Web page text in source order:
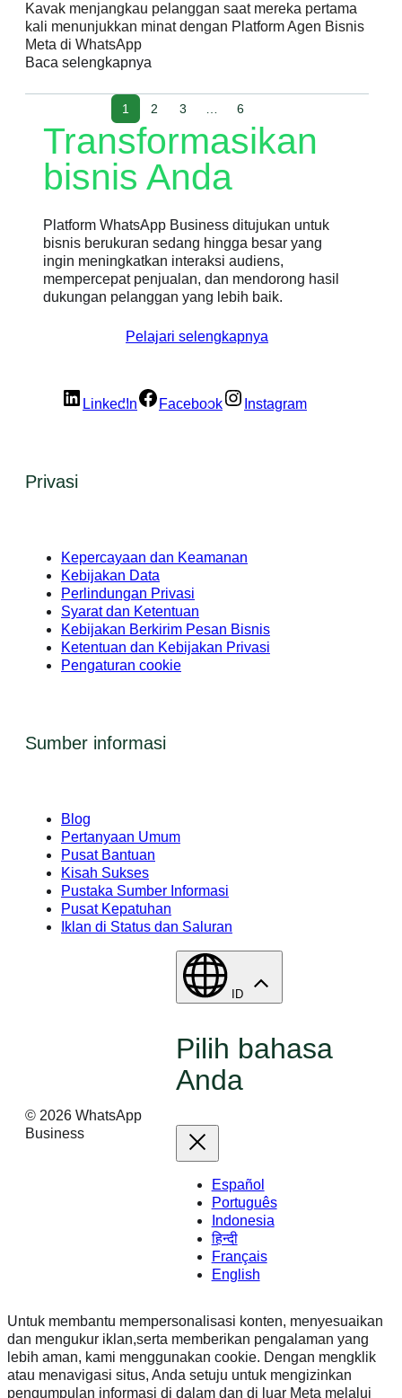
Kavak menjangkau pelanggan saat mereka pertama
kali menunjukkan minat dengan Platform Agen Bisnis
Meta di WhatsApp
Baca selengkapnya
1 2 3 6
Transformasikan
bisnis Anda
Platform WhatsApp Business ditujukan untuk
bisnis berukuran sedang hingga besar yang
ingin meningkatkan interaksi audiens,
mempercepat penjualan, dan mendorong hasil
dukungan pelanggan yang lebih baik.
Pelajari selengkapnya
LinkedIn Facebook Instagram
Privasi
Kepercayaan dan Keamanan
Kebijakan Data
Perlindungan Privasi
Syarat dan Ketentuan
Kebijakan Berkirim Pesan Bisnis
Ketentuan dan Kebijakan Privasi
Pengaturan cookie
Sumber informasi
Blog
Pertanyaan Umum
Pusat Bantuan
Kisah Sukses
Pustaka Sumber Informasi
Pusat Kepatuhan
Iklan di Status dan Saluran
© 2026 WhatsApp
Business
ID
Pilih bahasa
Anda
Español
Português
Indonesia
हिन्दी
Français
English
Untuk membantu mempersonalisasi konten, menyesuaikan
dan mengukur iklan,serta memberikan pengalaman yang
lebih aman, kami menggunakan cookie. Dengan mengklik
atau menavigasi situs, Anda setuju untuk mengizinkan
pengumpulan informasi di dalam dan di luar Meta melalui